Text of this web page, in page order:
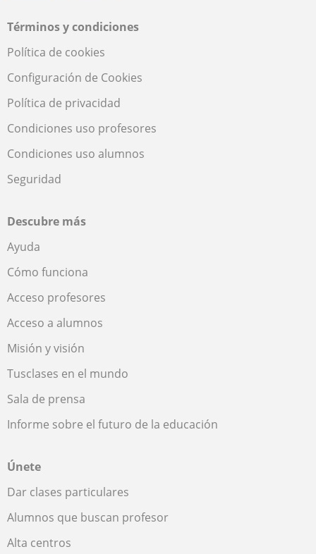
Términos y condiciones
Política de cookies
Configuración de Cookies
Política de privacidad
Condiciones uso profesores
Condiciones uso alumnos
Seguridad
Descubre más
Ayuda
Cómo funciona
Acceso profesores
Acceso a alumnos
Misión y visión
Tusclases en el mundo
Sala de prensa
Informe sobre el futuro de la educación
Únete
Dar clases particulares
Alumnos que buscan profesor
Alta centros